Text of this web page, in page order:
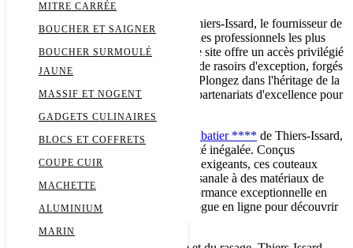
MITRE CARRÉE
BOUCHER ET SAIGNER
BOUCHER SURMOULÉ
JAUNE
MASSIF ET NOGENT
GADGETS CULINAIRES
BLOCS ET COFFRETS
COUPE CUIR
MACHETTE
ALUMINIUM
MARIN
Découvrez l'excellence artisanale de Thiers-Issard, le fournisseur de
référence en coutellerie et rasoirs pour les professionnels les plus
exigeants depuis plus d'un siècle. Notre site offre un accès privilégié
à une gamme complète de couteaux et de rasoirs d'exception, forgés
avec une précision artisanale inégalée. Plongez dans l'héritage de la
coutellerie de Thiers et découvrez des partenariats d'excellence pour
Plongez dans l'univers descouteaux Sabatier **** de Thiers-Issard,
une collection renommée pour sa qualité inégalée. Conçus
spécifiquement pour les professionnels exigeants, ces couteaux
allient la précision de la fabrication artisanale à des matériaux de
première qualité, garantissant une performance exceptionnelle en
cuisine. Naviguez à travers notre catalogue en ligne pour découvrir